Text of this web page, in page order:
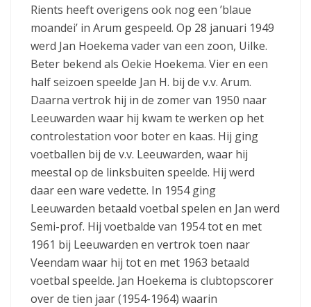
Rients heeft overigens ook nog een ’blaue
moandei’ in Arum gespeeld. Op 28 januari 1949
werd Jan Hoekema vader van een zoon, Uilke.
Beter bekend als Oekie Hoekema. Vier en een
half seizoen speelde Jan H. bij de v.v. Arum.
Daarna vertrok hij in de zomer van 1950 naar
Leeuwarden waar hij kwam te werken op het
controlestation voor boter en kaas. Hij ging
voetballen bij de v.v. Leeuwarden, waar hij
meestal op de linksbuiten speelde. Hij werd
daar een ware vedette. In 1954 ging
Leeuwarden betaald voetbal spelen en Jan werd
Semi-prof. Hij voetbalde van 1954 tot en met
1961 bij Leeuwarden en vertrok toen naar
Veendam waar hij tot en met 1963 betaald
voetbal speelde. Jan Hoekema is clubtopscorer
over de tien jaar (1954-1964) waarin